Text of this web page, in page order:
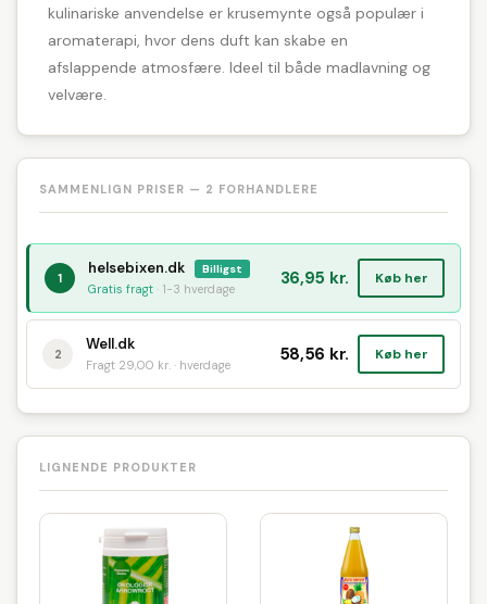
kulinariske anvendelse er krusemynte også populær i
aromaterapi, hvor dens duft kan skabe en
afslappende atmosfære. Ideel til både madlavning og
velvære.
SAMMENLIGN PRISER — 2 FORHANDLERE
1
helsebixen.dk Billigst
Gratis fragt · 1-3 hverdage 36,95 kr. Køb her
2
Well.dk
Fragt 29,00 kr. · hverdage 58,56 kr. Køb her
LIGNENDE PRODUKTER